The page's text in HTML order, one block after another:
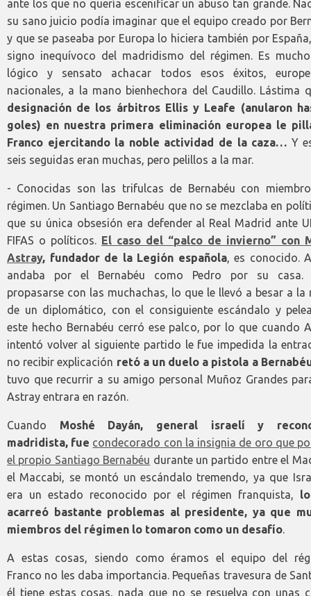
ante los que no quería escenificar un abuso tan grande.
su sano juicio podía imaginar que el equipo creado por
y que se paseaba por Europa lo hiciera también por
signo inequívoco del madridismo del régimen. Es
lógico y sensato achacar todos esos éxitos,
nacionales, a la mano bienhechora del Caudillo. Lástima
designación de los árbitros Ellis y Leafe (anularon
goles) en nuestra primera eliminación europea le
Franco ejercitando la noble actividad de la caza… Y
seis seguidas eran muchas, pero pelillos a la mar.
- Conocidas son las trifulcas de Bernabéu con
régimen. Un Santiago Bernabéu que no se mezclaba en
que su única obsesión era defender al Real Madrid ante
FIFAS o políticos. El caso del “palco de invierno” con
Astray, fundador de la Legión española, es conocido.
andaba por el Bernabéu como Pedro por su casa.
propasarse con las muchachas, lo que le llevó a besar a la
de un diplomático, con el consiguiente escándalo y
este hecho Bernabéu cerró ese palco, por lo que cuando
intentó volver al siguiente partido le fue impedida la
no recibir explicación retó a un duelo a pistola a
tuvo que recurrir a su amigo personal Muñoz Grandes
Astray entrara en razón.
Cuando Moshé Dayán, general israelí y
madridista, fue condecorado con la insignia de oro que
el propio Santiago Bernabéu durante un partido entre el
el Maccabi, se montó un escándalo tremendo, ya que
era un estado reconocido por el régimen franquista,
acarreó bastante problemas al presidente, ya que
miembros del régimen lo tomaron como un desafío.
A estas cosas, siendo como éramos el equipo del
Franco no les daba importancia. Pequeñas travesura de
él tiene estas cosas, nada que no se resuelva con unas